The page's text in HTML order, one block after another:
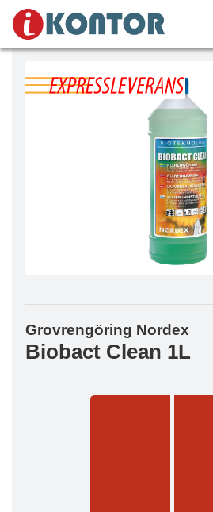
Grovrengöring Nordex
Biobact Clean 1L